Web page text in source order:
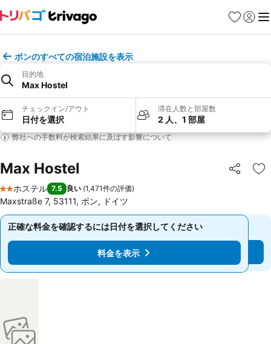
お気に入り
ログイ
メ
ボンのすべての宿泊施設を表示
目的地
Max Hostel
チェックイン/アウト
日付を選択
滞在人数と部屋数
2 人、1 部屋
弊社への手数料が検索結果に及ぼす影響について
Max Hostel シェア
お
2 ホテルのランク
ホステル 7.5 良い (1,471件の評価)
Maxstraße 7, 53111, ボン, ドイツ
正確な料金を確認するには日付を選択してください
料金を表示
正確な料金を確認するには日付を選択してください
料金を表示